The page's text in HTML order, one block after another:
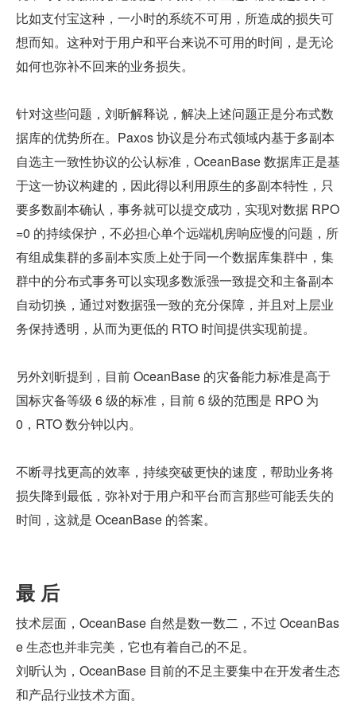
比如支付宝这种，一小时的系统不可用，所造成的损失可
想而知。这种对于用户和平台来说不可用的时间，是无论
如何也弥补不回来的业务损失。
针对这些问题，刘昕解释说，解决上述问题正是分布式数
据库的优势所在。Paxos 协议是分布式领域内基于多副本
自选主一致性协议的公认标准，OceanBase 数据库正是基
于这一协议构建的，因此得以利用原生的多副本特性，只
要多数副本确认，事务就可以提交成功，实现对数据 RPO
=0 的持续保护，不必担心单个远端机房响应慢的问题，所
有组成集群的多副本实质上处于同一个数据库集群中，集
群中的分布式事务可以实现多数派强一致提交和主备副本
自动切换，通过对数据强一致的充分保障，并且对上层业
务保持透明，从而为更低的 RTO 时间提供实现前提。
另外刘昕提到，目前 OceanBase 的灾备能力标准是高于
国标灾备等级 6 级的标准，目前 6 级的范围是 RPO 为
0，RTO 数分钟以内。
不断寻找更高的效率，持续突破更快的速度，帮助业务将
损失降到最低，弥补对于用户和平台而言那些可能丢失的
时间，这就是 OceanBase 的答案。
最 后
技术层面，OceanBase 自然是数一数二，不过 OceanBas
e 生态也并非完美，它也有着自己的不足。
刘昕认为，OceanBase 目前的不足主要集中在开发者生态
和产品行业技术方面。